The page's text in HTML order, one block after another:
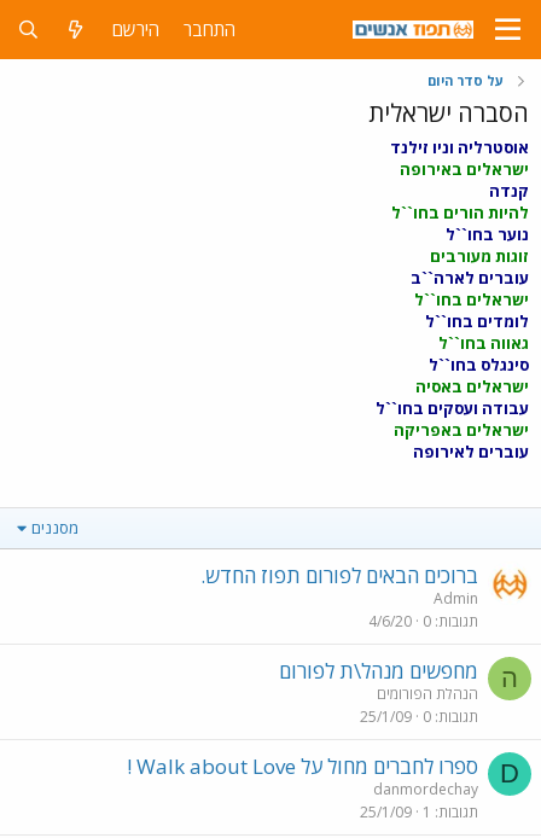
התחבר הירשם
על סדר היום
הסברה ישראלית
אוסטרליה וניו זילנד
ישראלים באירופה
קנדה
להיות הורים בחו``ל
נוער בחו``ל
זוגות מעורבים
עוברים לארה``ב
ישראלים בחו``ל
לומדים בחו``ל
גאווה בחו``ל
סינגלס בחו``ל
ישראלים באסיה
עבודה ועסקים בחו``ל
ישראלים באפריקה
עוברים לאירופה
מסננים
ברוכים הבאים לפורום תפוז החדש.
Admin
תגובות 0
4/6/20
ה מחפשים מנהל\ת לפורום
הנהלת הפורומים
תגובות 0
25/1/09
D ספרו לחברים מחול על Walk about Love !
danmordechay
תגובות 1
25/1/09